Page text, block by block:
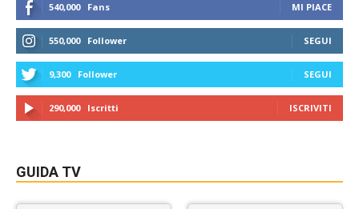
540,000 Fans MI PIACE
550,000 Follower SEGUI
9,300 Follower SEGUI
290,000 Iscritti ISCRIVITI
GUIDA TV